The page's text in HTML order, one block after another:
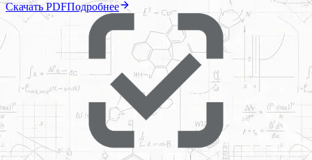
Скачать PDFПодробнее